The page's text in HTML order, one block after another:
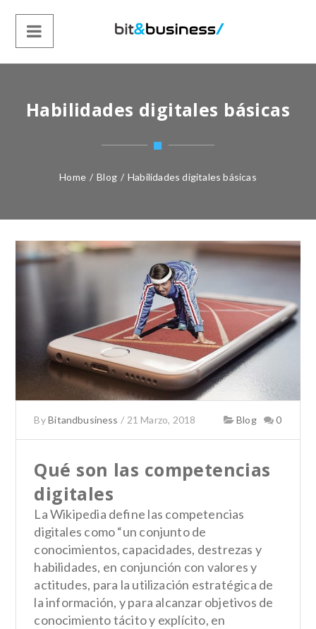
Habilidades digitales básicas
Home / Blog / Habilidades digitales básicas
ByBitandbusiness / 21 Marzo, 2018 Blog 0
Qué son las competencias
digitales
La Wikipedia define las competencias
digitales como “un conjunto de
conocimientos, capacidades, destrezas y
habilidades, en conjunción con valores y
actitudes, para la utilización estratégica de
la información, y para alcanzar objetivos de
conocimiento tácito y explícito, en